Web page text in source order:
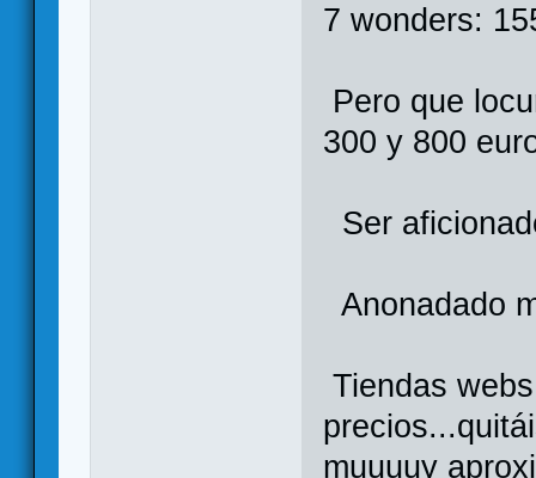
7 wonders:
Pero que
300 y 800
Ser
Anonadado
Tiendas
muuuuy